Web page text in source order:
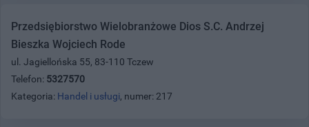
Przedsiębiorstwo Wielobranżowe Dios S.C. Andrzej
Bieszka Wojciech Rode
ul. Jagiellońska 55, 83-110 Tczew
Telefon: 5327570
Kategoria: Handel i usługi, numer: 217